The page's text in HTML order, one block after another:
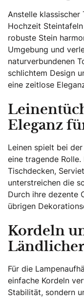
Anstelle
Hochzeit
robuste Stein
Umgebung und
naturverbundenen
schlichtem Design
eine zeitlose
Eleganz
Leinen spielt bei
eine tragende
Tischdecken,
unterstreichen die
Durch ihre dezente
übrigen
Kordeln
Für die
einfache Kordeln
Stabilität, sondern